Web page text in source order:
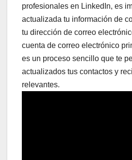
profesionales en LinkedIn, es
actualizada tu información de
tu dirección de correo
cuenta de correo electrónico
es un proceso sencillo que te
actualizados tus contactos y
relevantes.